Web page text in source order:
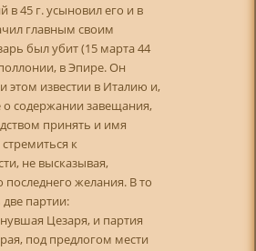
в 45 г. усыновил его и в
главным своим
был убит (15 марта 44
в Эпире. Он
этом известии в Италию и,
содержании завещания,
принять и имя
к
не высказывая,
желания. В то
партии:
Цезаря, и партия
под предлогом мести